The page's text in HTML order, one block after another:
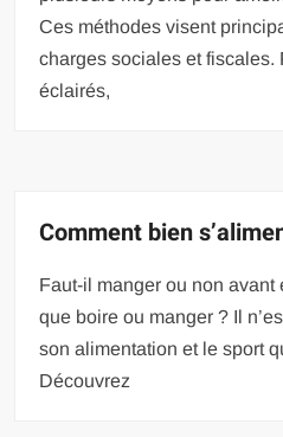
Ces méthodes visent
charges sociales et fiscales.
éclairés,
Comment bien
Faut-il manger ou non avant
que boire ou manger ? Il
son alimentation et le sport
Découvrez